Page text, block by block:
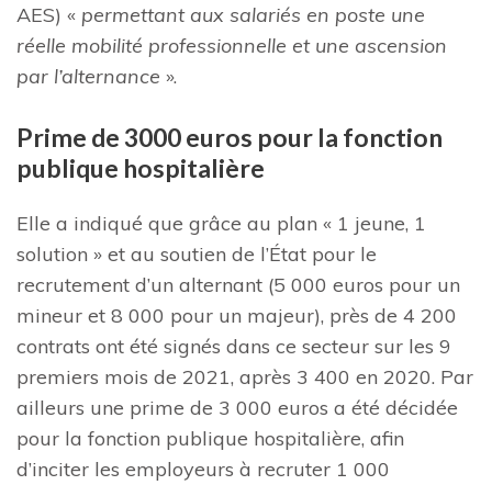
AES) « permettant aux salariés en poste une
réelle mobilité professionnelle et une ascension
par l’alternance ».
Prime de 3000 euros pour la fonction
publique hospitalière
Elle a indiqué que grâce au plan « 1 jeune, 1
solution » et au soutien de l’État pour le
recrutement d’un alternant (5 000 euros pour un
mineur et 8 000 pour un majeur), près de 4 200
contrats ont été signés dans ce secteur sur les 9
premiers mois de 2021, après 3 400 en 2020. Par
ailleurs une prime de 3 000 euros a été décidée
pour la fonction publique hospitalière, afin
d’inciter les employeurs à recruter 1 000